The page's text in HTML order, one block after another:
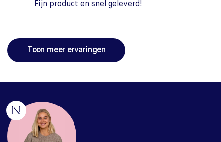
Fijn product en snel geleverd!
Toon meer ervaringen